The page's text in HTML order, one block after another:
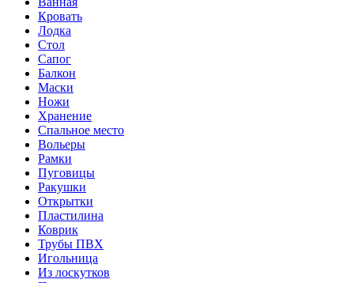
Кровать
Лодка
Стол
Сапог
Балкон
Маски
Ножи
Хранение
Спальное место
Вольеры
Рамки
Пуговицы
Ракушки
Открытки
Пластилина
Коврик
Трубы ПВХ
Игольница
Из лоскутков